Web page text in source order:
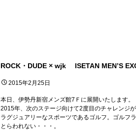
ROCK・DUDE × wjk ISETAN MEN’S
2015年2月25日
本日、伊勢丹新宿メンズ館7Ｆに展開いたします。
2015年、次のステージ向けて2度目のチャレンジが
ラグジュアリーなスポーツであるゴルフ。ゴルフ
とらわれない・・・。